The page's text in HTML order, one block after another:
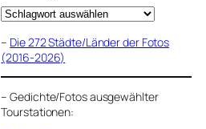
– Die 272 Städte/Länder der Fotos
(2016-2026)
–Gedichte/Fotos ausgewählter
Tourstationen: